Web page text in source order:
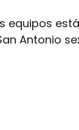
equipos
Antonio